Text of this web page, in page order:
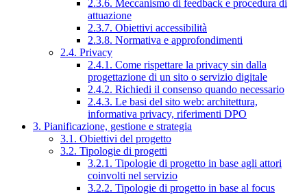
2.3.6. Meccanismo di feedback e procedura di
attuazione
2.3.7. Obiettivi accessibilità
2.3.8. Normativa e approfondimenti
2.4. Privacy
2.4.1. Come rispettare la privacy sin dalla
progettazione di un sito o servizio digitale
2.4.2. Richiedi il consenso quando necessario
2.4.3. Le basi del sito web: architettura,
informativa privacy, riferimenti DPO
3. Pianificazione, gestione e strategia
3.1. Obiettivi del progetto
3.2. Tipologie di progetti
3.2.1. Tipologie di progetto in base agli attori
coinvolti nel servizio
3.2.2. Tipologie di progetto in base al focus